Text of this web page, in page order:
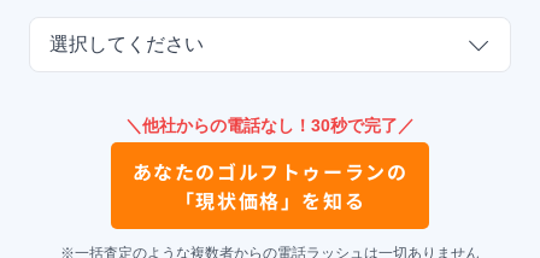
選択してください
＼他社からの電話なし！30秒で完了／
あなたの ゴルフトゥーランの
「現状価格」を知る
※一括査定のような複数者からの電話ラッシュは一切ありません